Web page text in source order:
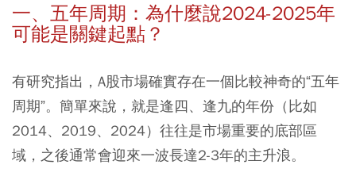
一、五年周期：為什麼說2024-2025年
可能是關鍵起點？
有研究指出，A股市場確實存在一個比較神奇的“五年
周期”。簡單來說，就是逢四、逢九的年份（比如
2014、2019、2024）往往是市場重要的底部區
域，之後通常會迎來一波長達2-3年的主升浪。